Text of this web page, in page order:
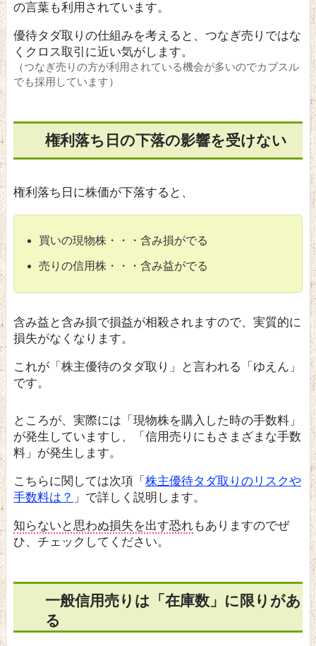
の言葉も利用されています。
優待タダ取りの仕組みを考えると、つなぎ売りではな
くクロス取引に近い気がします。
（つなぎ売りの方が利用されている機会が多いのでカブスル
でも採用しています）
権利落ち日の下落の影響を受けない
権利落ち日に株価が下落すると、
買いの現物株・・・含み損がでる
売りの信用株・・・含み益がでる
含み益と含み損で損益が相殺されますので、実質的に
損失がなくなります。
これが 「株主優待のタダ取り」
と言われる「ゆえん」
です。
ところが、実際には「現物株を購入した時の手数料」
が発生していますし、「信用売りにもさまざまな手数
料」が発生します。
こちらに関しては次項「 株主優待タダ取りのリスクや
手数料は？ 」で詳しく説明します。
知らないと思わぬ損失を出す恐れもありますのでぜ
ひ、チェックしてください。
一般信用売りは「在庫数」に限りがあ
る